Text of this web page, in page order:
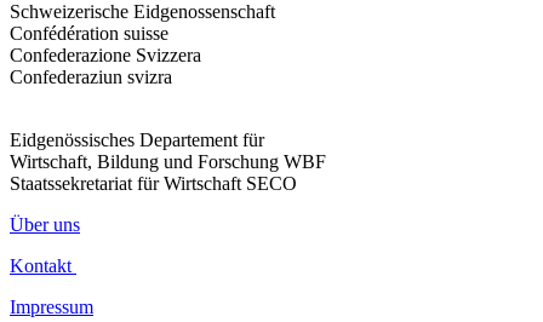
Schweizerische Eidgenossenschaft
Confédération suisse
Confederazione Svizzera
Confederaziun svizra
Eidgenössisches Departement für
Wirtschaft, Bildung und Forschung WBF
Staatssekretariat für Wirtschaft SECO
Über uns
Kontakt
Impressum